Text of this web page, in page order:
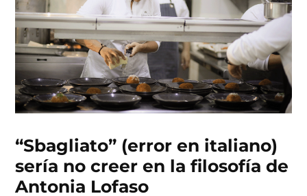
“Sbagliato” (error en italiano)
sería no creer en la filosofía de
Antonia Lofaso